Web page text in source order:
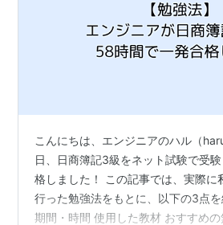
こんにちは、エンジニアのハル（
日、日商簿記3級をネット試験で受
格しました！ この記事では、実際に
行った勉強法をもとに、以下の3点
期間・時間 使用した教材 おすすめ